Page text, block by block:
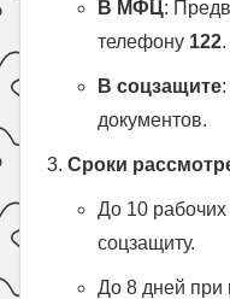
В МФЦ:
телефону 122.
В соцзащите
документов.
Сроки
До 10
соцзащиту.
До 8 дней при